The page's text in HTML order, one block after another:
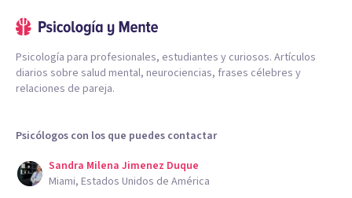
Psicología para profesionales, estudiantes y curiosos. Artículos
diarios sobre salud mental, neurociencias, frases célebres y
relaciones de pareja.
Psicólogos con los que puedes contactar
Sandra Milena Jimenez Duque
Miami, Estados Unidos de América